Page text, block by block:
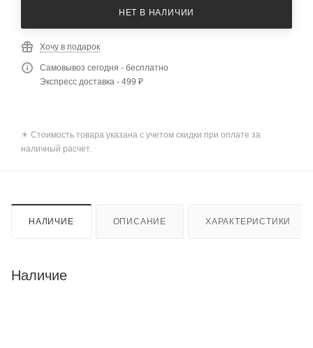
НЕТ В НАЛИЧИИ
Хочу в подарок
Самовывоз сегодня - бесплатно
Экспресс доставка - 499 ₽
✴️ Стоимость товара указана с учетом скидки при оплате за
наличный расчет.
НАЛИЧИЕ ОПИСАНИЕ ХАРАКТЕРИСТИКИ
Наличие